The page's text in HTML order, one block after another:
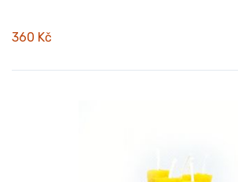
360 Kč